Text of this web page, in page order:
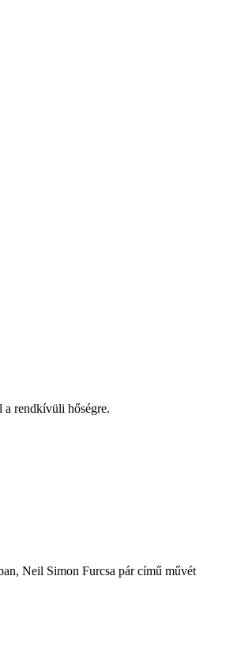
a rendkívüli hőségre.
Neil Simon Furcsa pár című művét